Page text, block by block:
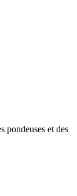
pondeuses et des